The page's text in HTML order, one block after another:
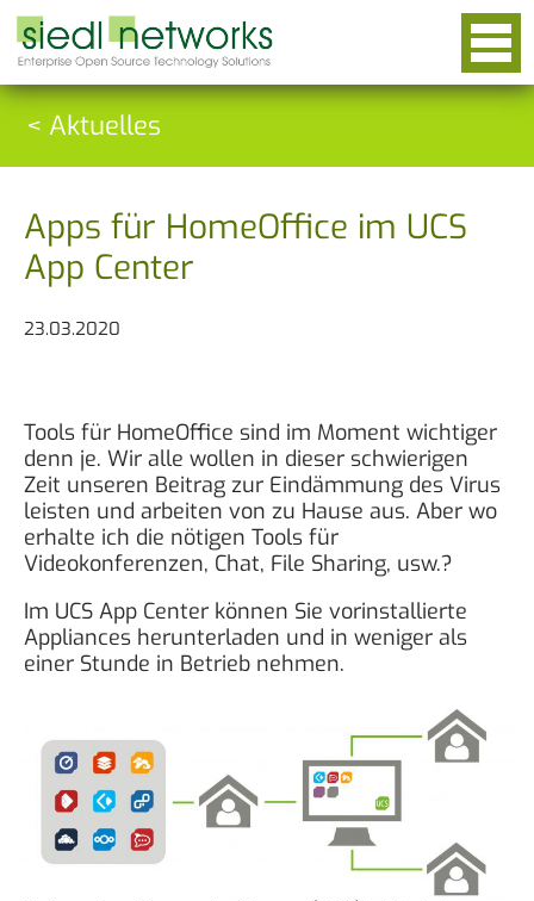
< Aktuelles
Apps für HomeOffice im UCS
App Center
23.03.2020
Tools für HomeOffice sind im Moment wichtiger
denn je. Wir alle wollen in dieser schwierigen
Zeit unseren Beitrag zur Eindämmung des Virus
leisten und arbeiten von zu Hause aus. Aber wo
erhalte ich die nötigen Tools für
Videokonferenzen, Chat, File Sharing, usw.?
Im UCS App Center können Sie vorinstallierte
Appliances herunterladen und in weniger als
einer Stunde in Betrieb nehmen.